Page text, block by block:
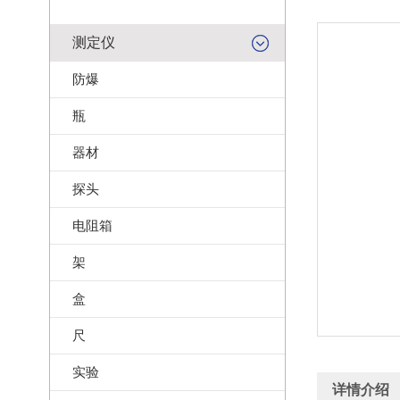
测定仪
防爆
瓶
器材
探头
电阻箱
架
盒
尺
实验
详情介绍